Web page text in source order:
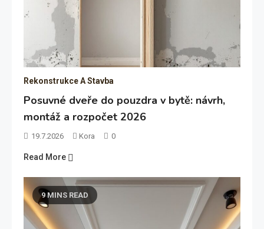
Rekonstrukce A Stavba
Posuvné dveře do pouzdra v bytě: návrh,
montáž a rozpočet 2026
19.7.2026 Kora 0
Read More
9 MINS READ